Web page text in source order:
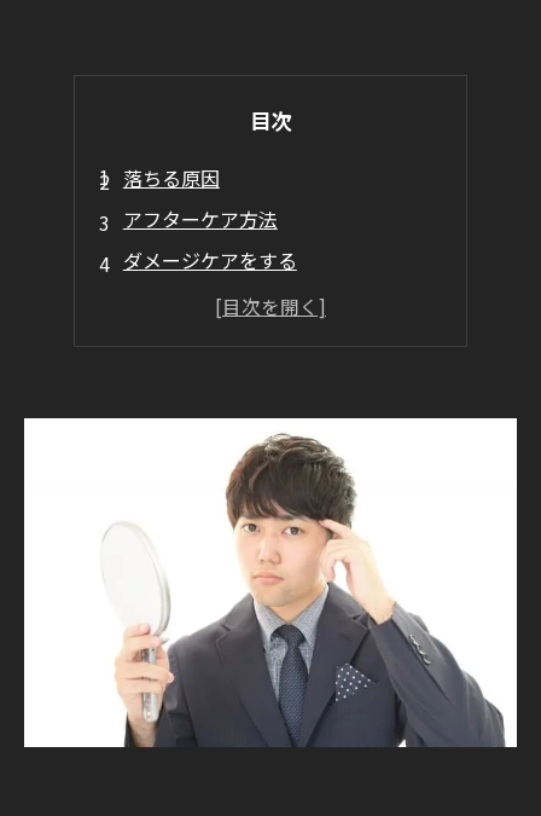
目次
落ちる原因
アフターケア方法
ダメージケアをする
髪の毛をしっかりと乾かす
まとめ